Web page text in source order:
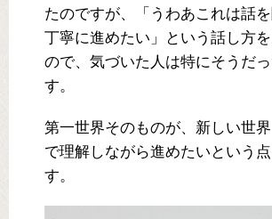
たのですが、「うわあこれは話
丁寧に進めたい」という話し方
ので、気づいた人は特にそうだ
す。
第一世界そのものが、新しい世
で理解しながら進めたいという
す。